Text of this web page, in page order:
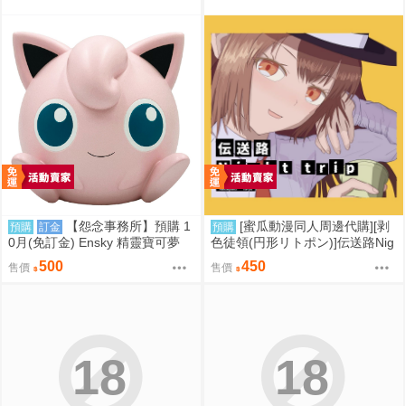
預購 訂金
【怨念事務所】預購 1
0月(免訂金) Ensky 精靈寶可夢
神奇寶貝 軟膠時間系列 寶可夢存
錢筒 胖丁 0816
售價 500
預購 [蜜瓜動漫同人周邊代購][剥
色徒領(円形リトポン)]伝送路Nig
ht trip(東方Project)(同人專輯)
售價 450
18 18